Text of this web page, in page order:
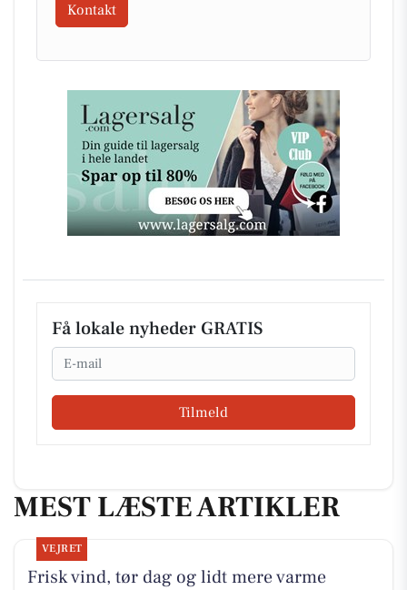
Kontakt
Få lokale nyheder GRATIS
Email
Tilmeld
MEST LÆSTE ARTIKLER
VEJRET
Frisk vind, tør dag og lidt mere varme